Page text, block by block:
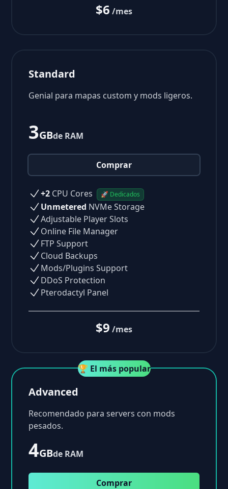
$6 /mes
Standard
Genial para mapas custom y mods ligeros.
3GBde RAM
Comprar
+2 CPU Cores 🚀 Dedicados
Unmetered NVMe Storage
Adjustable Player Slots
Online File Manager
FTP Support
Cloud Backups
Mods/Plugins Support
DDoS Protection
Pterodactyl Panel
$9 /mes
🏆 El más popular
Advanced
Recomendado para servers con mods
pesados.
4GBde RAM
Comprar